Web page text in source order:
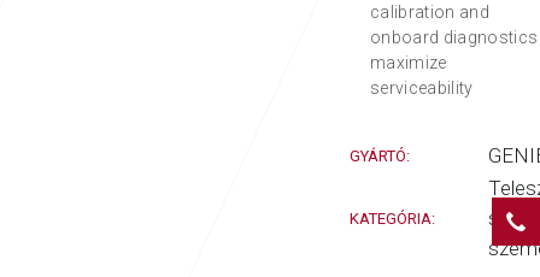
calibration and
onboard diagnostics
maximize
serviceability
GYÁRTÓ:
KATEGÓRIA: